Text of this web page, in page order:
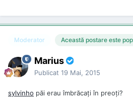
Moderator Această postare este
Marius
Publicat 19 Mai, 2015
sylvinho păi erau îmbrăcaţi în preoţi?